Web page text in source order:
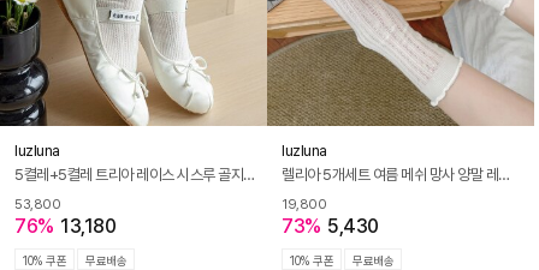
luzluna
5켤레+5켤레 트리아 레이스 시스루 골지 면 양말 여름 긴양말 세트
53,800
76% 13,180
10% 쿠폰 무료배송
luzluna
렐리아 5개세트 여름 메쉬 망사 양말 레이스 프릴 시스루 발레코어 삭스 R304
19,800
73% 5,430
10% 쿠폰 무료배송